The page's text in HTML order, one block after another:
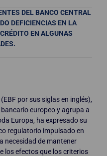
DEL BANCO CENTRAL
DEFICIENCIAS EN LA
EN ALGUNAS
(EBF por sus siglas en inglés),
europeo y agrupa a
Europa, ha expresado su
regulatorio impulsado en
necesidad de mantener
los efectos que los criterios